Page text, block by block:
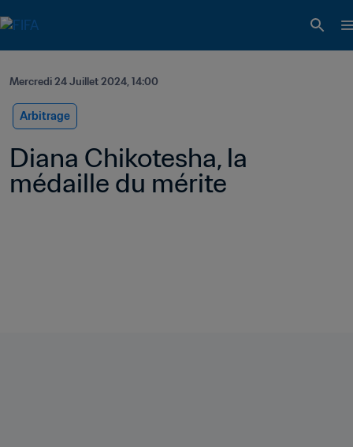
Mercredi 24 Juillet 2024, 14:00
Arbitrage
Diana Chikotesha, la
médaille du mérite